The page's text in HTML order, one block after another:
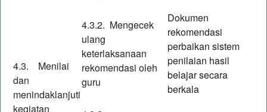
4.3. Menilai
dan
menindaklanjuti
kegiatan
4.3.2. Mengecek
ulang
keterlaksanaan
rekomendasi oleh
guru
Dokumen
rekomendasi
perbaikan sistem
penilaian hasil
belajar secara
berkala